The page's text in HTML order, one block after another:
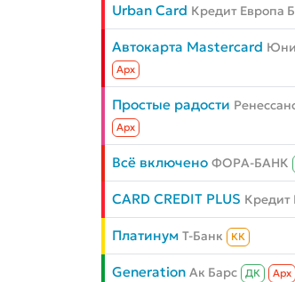
Urban Card Кредит Европа
Автокарта Mastercard
Aрх
Простые радости
Aрх
Всё включено ФОРА-БАНК
CARD CREDIT PLUS Кредит
Платинум Т-Банк КК
Generation Ак Барс ДК Aрх